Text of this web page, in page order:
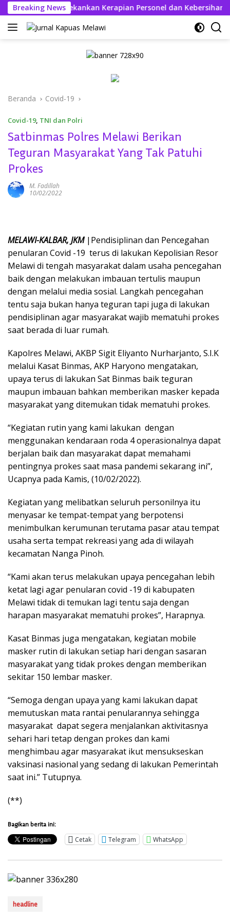
Langsung
ke
konten
Breaking News
Kahfi Tekankan Kerapian Personel dan Kebersihan
Beranda Covid-19
Covid-19, TNI dan Polri
Satbinmas Polres Melawi Berikan
Teguran Masyarakat Yang Tak Patuhi
Prokes
M. Fadillah
10/02/2022
MELAWI-KALBAR, JKM|Pendisiplinan dan Pencegahan
penularan Covid -19 terus di lakukan Kepolisian Resor
Melawi di tengah masyarakat dalam usaha pencegahan
baik dengan melakukan imbauan tertulis maupun
dengan melalui media sosial. Langkah pencegahan
tentu saja bukan hanya teguran tapi juga di lakukan
pendisiplinan agar masyarakat wajib mematuhi prokes
saat berada di luar rumah.
Kapolres Melawi, AKBP Sigit Eliyanto Nurharjanto, S.I.K
melalui Kasat Binmas, AKP Haryono mengatakan,
upaya terus di lakukan Sat Binmas baik teguran
maupun imbauan bahkan memberikan masker kepada
masyarakat yang ditemukan tidak mematuhi prokes.
“Kegiatan rutin yang kami lakukan dengan
menggunakan kendaraan roda 4 operasionalnya dapat
berjalan baik dan masyarakat dapat memahami
pentingnya prokes saat masa pandemi sekarang ini”,
Ucapnya pada Kamis, (10/02/2022).
Kegiatan yang melibatkan seluruh personilnya itu
menyasar ke tempat-tempat yang berpotensi
menimbulkan kerumunan terutama pasar atau tempat
usaha serta tempat rekreasi yang ada di wilayah
kecamatan Nanga Pinoh.
“Kami akan terus melakukan upaya pencegahan lebih
ketat lagi agar penularan covid -19 di kabupaten
Melawi tidak di temukan lagi tentu saja dengan
harapan masyarakat mematuhi prokes”, Harapnya.
Kasat Binmas juga mengatakan, kegiatan mobile
masker rutin di lakukan setiap hari dengan sasaran
masyarakat yang tidak prokes dengan memberikan
sekitar 150 lembar masker.
“Semoga dengan upaya yang kami lakukan dapat
memutuskan mata rantai penularannya sehingga
masyarakat dapat segera menjalankan aktivitasnya
sehari hari tetap dengan prokes dan kami
menghimbau agar masyarakat ikut mensukseskan
vaksinasi nasional yang sedang di lakukan Pemerintah
saat ini.” Tutupnya.
(**)
Bagikan berita ini:
Cetak Telegram WhatsApp
headline